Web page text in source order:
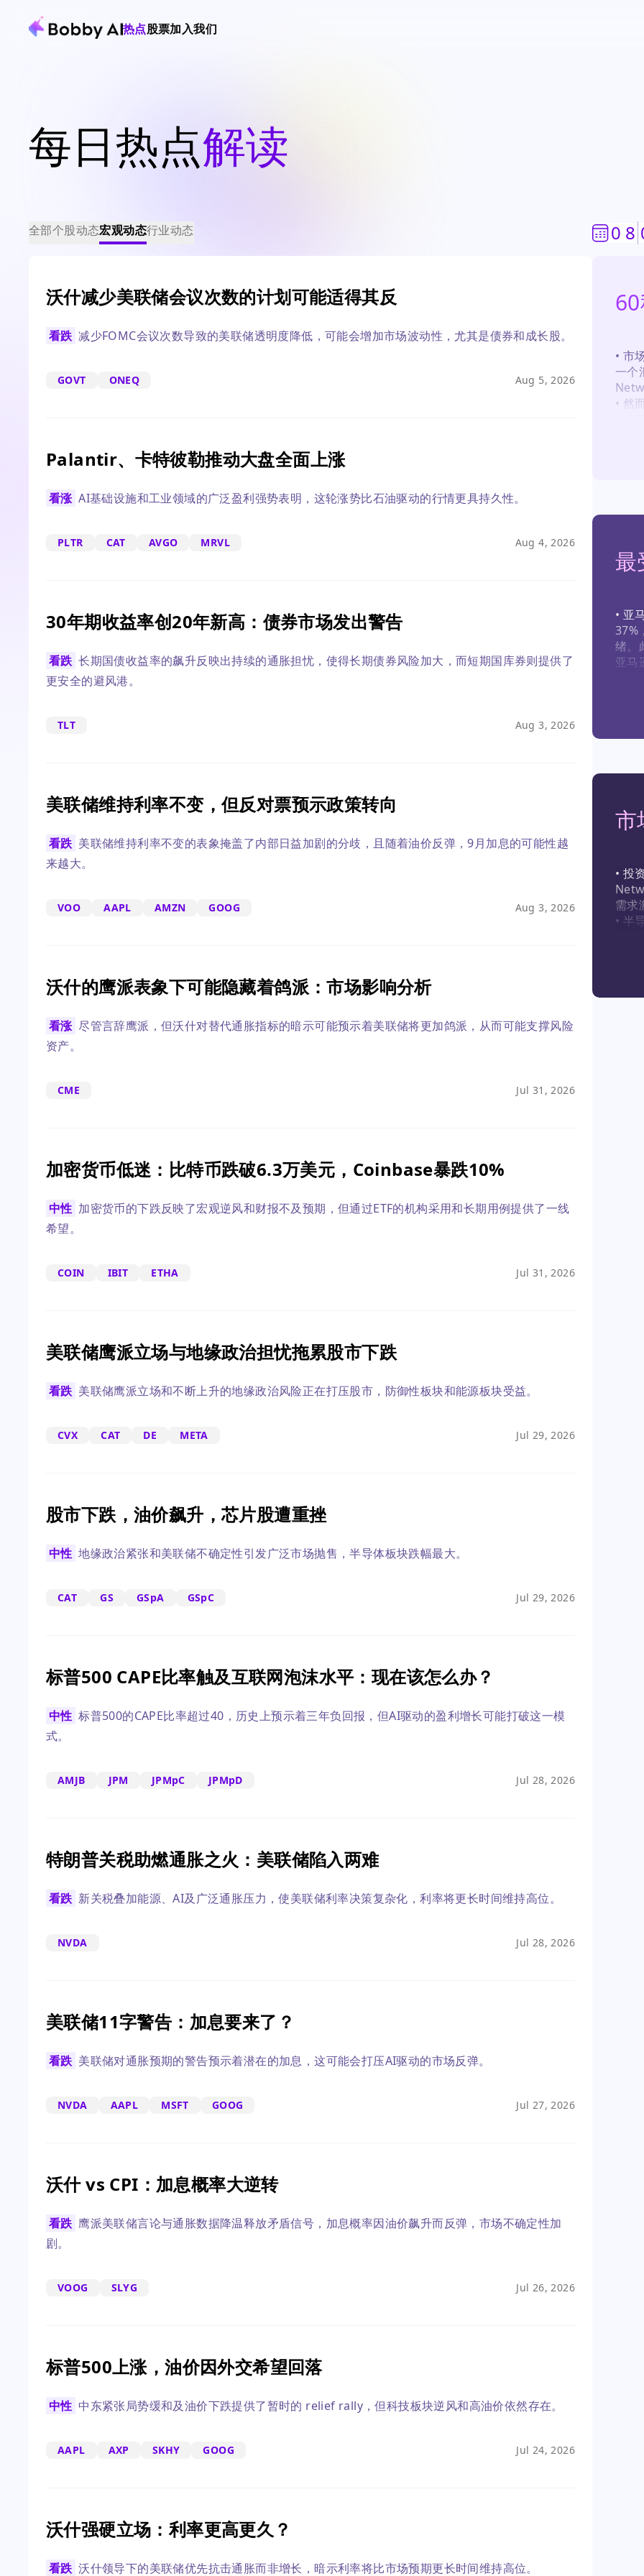
热点股票加入我们
每日热点解读
全部个股动态宏观动态行业动态
沃什减少美联储会议次数的计划可能适得其反
看跌 减少FOMC会议次数导致的美联储透明度降低，可能会增加市场波动性，尤其是债券和成长股。
GOVT ONEQ Aug 5, 2026
Palantir、卡特彼勒推动大盘全面上涨
看涨 AI基础设施和工业领域的广泛盈利强势表明，这轮涨势比石油驱动的行情更具持久性。
PLTR CAT AVGO MRVL Aug 4, 2026
30年期收益率创20年新高：债券市场发出警告
看跌 长期国债收益率的飙升反映出持续的通胀担忧，使得长期债券风险加大，而短期国库券则提供了
更安全的避风港。
TLT Aug 3, 2026
美联储维持利率不变，但反对票预示政策转向
看跌 美联储维持利率不变的表象掩盖了内部日益加剧的分歧，且随着油价反弹，9月加息的可能性越
来越大。
VOO AAPL AMZN GOOG Aug 3, 2026
沃什的鹰派表象下可能隐藏着鸽派：市场影响分析
看涨 尽管言辞鹰派，但沃什对替代通胀指标的暗示可能预示着美联储将更加鸽派，从而可能支撑风险
资产。
CME Jul 31, 2026
加密货币低迷：比特币跌破6.3万美元，Coinbase暴跌10%
中性 加密货币的下跌反映了宏观逆风和财报不及预期，但通过ETF的机构采用和长期用例提供了一线
希望。
COIN IBIT ETHA Jul 31, 2026
美联储鹰派立场与地缘政治担忧拖累股市下跌
看跌 美联储鹰派立场和不断上升的地缘政治风险正在打压股市，防御性板块和能源板块受益。
CVX CAT DE META Jul 29, 2026
股市下跌，油价飙升，芯片股遭重挫
中性 地缘政治紧张和美联储不确定性引发广泛市场抛售，半导体板块跌幅最大。
CAT GS GSpA GSpC Jul 29, 2026
标普500 CAPE比率触及互联网泡沫水平：现在该怎么办？
中性 标普500的CAPE比率超过40，历史上预示着三年负回报，但AI驱动的盈利增长可能打破这一模
式。
AMJB JPM JPMpC JPMpD Jul 28, 2026
特朗普关税助燃通胀之火：美联储陷入两难
看跌 新关税叠加能源、AI及广泛通胀压力，使美联储利率决策复杂化，利率将更长时间维持高位。
NVDA Jul 28, 2026
美联储11字警告：加息要来了？
看跌 美联储对通胀预期的警告预示着潜在的加息，这可能会打压AI驱动的市场反弹。
NVDA AAPL MSFT GOOG Jul 27, 2026
沃什 vs CPI：加息概率大逆转
看跌 鹰派美联储言论与通胀数据降温释放矛盾信号，加息概率因油价飙升而反弹，市场不确定性加
剧。
VOOG SLYG Jul 26, 2026
标普500上涨，油价因外交希望回落
中性 中东紧张局势缓和及油价下跌提供了暂时的 relief rally，但科技板块逆风和高油价依然存在。
AAPL AXP SKHY GOOG Jul 24, 2026
沃什强硬立场：利率更高更久？
看跌 沃什领导下的美联储优先抗击通胀而非增长，暗示利率将比市场预期更长时间维持高位。
0 8
• 市
一个
• 然
•
• 板
提
• 总
管
最
• 亚
37%
绪。
亚马
•
不
并增
•
美元
•
18%
•
络
市
• 投
需求
• 半
•
到
•
提供